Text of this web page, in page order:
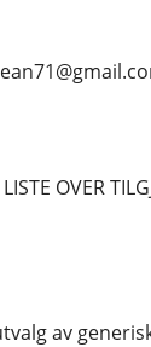
OVER
av